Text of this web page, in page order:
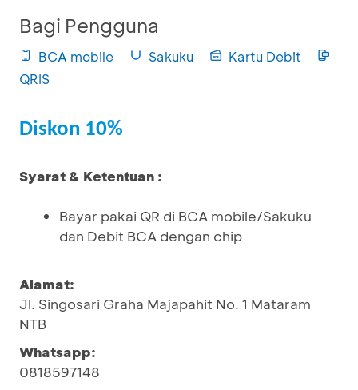
Bagi Pengguna
BCA mobile Sakuku
Kartu Debit
QRIS
Diskon 10%
Syarat & Ketentuan :
Bayar pakai QR di BCA mobile/Sakuku
dan Debit BCA dengan chip
Alamat:
Jl. Singosari Graha Majapahit No. 1 Mataram
NTB
Whatsapp:
0818597148